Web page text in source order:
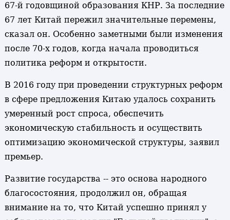
67-й годовщиной образования КНР. За последние
67 лет Китай пережил значительные перемены,
сказал он. Особенно заметными были изменения
после 70-х годов, когда начала проводиться
политика реформ и открытости.
В 2016 году при проведении структурных реформ
в сфере предложения Китаю удалось сохранить
умеренный рост спроса, обеспечить
экономическую стабильность и осуществить
оптимизацию экономической структуры, заявил
премьер.
Развитие государства -- это основа народного
благосостояния, продолжил он, обращая
внимание на то, что Китай успешно принял у